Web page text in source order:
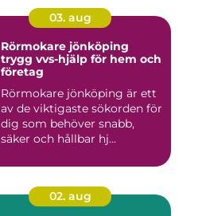
03. aug
Rörmokare jönköping
trygg vvs-hjälp för hem och
företag
Rörmokare jönköping är ett
av de viktigaste sökorden för
dig som behöver snabb,
säker och hållbar hj...
02. aug